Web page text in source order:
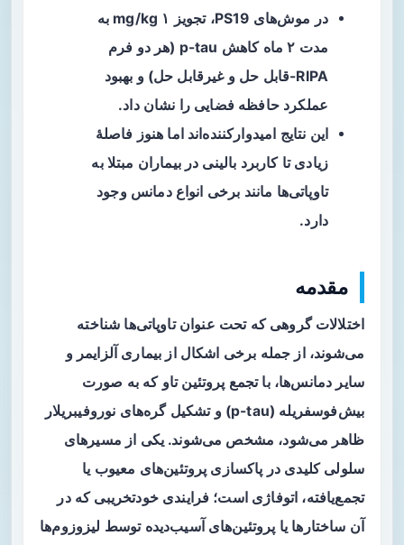
در موش‌های PS19، تجویز ۱ mg/kg به
مدت ۲ ماه کاهش p-tau (هر دو فرم
RIPA-قابل حل و غیرقابل حل) و بهبود
عملکرد حافظه فضایی را نشان داد.
این نتایج امیدوارکننده‌اند اما هنوز فاصلهٔ
زیادی تا کاربرد بالینی در بیماران مبتلا به
تاوپاتی‌ها مانند برخی انواع دمانس وجود
دارد.
مقدمه
اختلالات گروهی که تحت عنوانتاوپاتی‌ها شناخته
می‌شوند، از جمله برخی اشکال از بیماری آلزایمر و
سایر دمانس‌ها، با تجمع پروتئینتاو که به صورت
بیش‌فوسفریله (p-tau) و تشکیل گره‌های نوروفیبریلار
ظاهر می‌شود، مشخص می‌شوند. یکی از مسیرهای
سلولی کلیدی در پاکسازی پروتئین‌های معیوب یا
تجمع‌یافته، اتوفاژی است؛ فرایندی خودتخریبی که در
آن ساختارها یا پروتئین‌های آسیب‌دیده توسط لیزوزوم‌ها